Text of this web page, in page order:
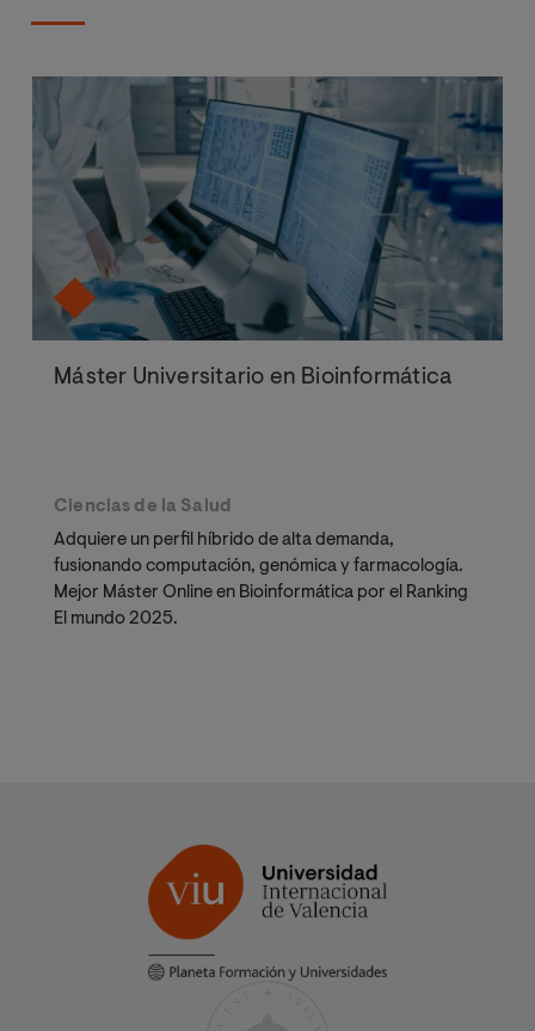
Máster Universitario en Bioinformática
Ciencias de la Salud
Adquiere un perfil híbrido de alta demanda,
fusionando computación, genómica y farmacología.
Mejor Máster Online en Bioinformática por el Ranking
El mundo 2025.